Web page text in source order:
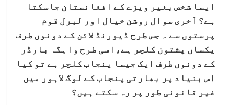
ایسا شخص بغیر ویزے کے افغانستان جاسکتا
ہے؟ آخری سوال روشن خیال اور لبرل قوم
پرستوں سے ۔ جس طرح ڈیورنڈ لائن کے دونوں طرف
یکساں پشتون کلچر ہے،اسی طرح واہگہ بارڈر
کے دونوں طرف ایک جیسا پنجاب کلچر ہے تو کیا
اس بنیاد پر بھارتی پنجاب کے لوگ لاہور میں
غیر قانونی طور پر رہ سکتے ہیں؟